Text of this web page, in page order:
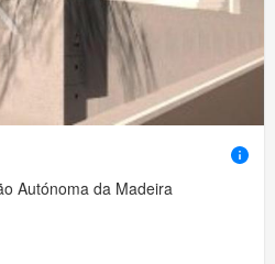
Autónoma da Madeira